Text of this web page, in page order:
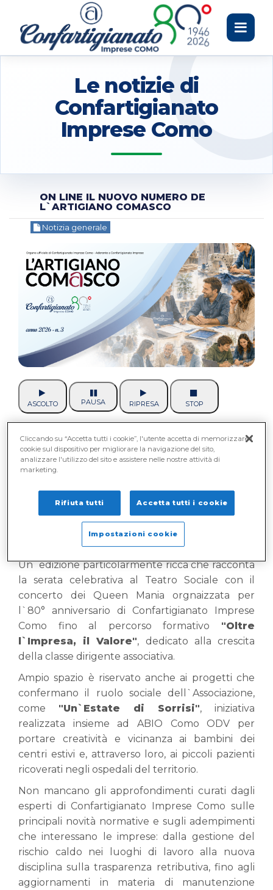
Toggle
Le notizie di
Confartigianato
Imprese Como
ON LINE IL NUOVO NUMERO DE
L`ARTIGIANO COMASCO
Notizia generale
ASCOLTO PAUSA RIPRESA STOP
È disponibile online il nuovo numero de
L`Artigiano Comasco , il periodico ufficiale di
Confartigianato Imprese Como, che
avvenimenti degli ultimi mesi, gli
approfondimenti tecnici e le iniziative che
dell`Associazione al fianco delle imprese.
Un`edizione particolarmente ricca che racconta
la serata celebrativa al Teatro Sociale con il
concerto dei Queen Mania orgnaizzata per
l`80° anniversario di Confartigianato Imprese
Como fino al percorso formativo "Oltre
l`Impresa, il Valore", dedicato alla crescita
della classe dirigente associativa.
Ampio spazio è riservato anche ai progetti che
confermano il ruolo sociale dell`Associazione,
come "Un`Estate di Sorrisi", iniziativa
realizzata insieme ad ABIO Como ODV per
portare creatività e vicinanza ai bambini dei
centri estivi e, attraverso loro, ai piccoli pazienti
ricoverati negli ospedali del territorio.
Non mancano gli approfondimenti curati dagli
esperti di Confartigianato Imprese Como sulle
principali novità normative e sugli adempimenti
che interessano le imprese: dalla gestione del
rischio caldo nei luoghi di lavoro alla nuova
disciplina sulla trasparenza retributiva, fino agli
aggiornamenti in materia di manutenzione
Cliccando su “Accetta tutti i cookie”, l'utente accetta di memorizzare i
cookie sul dispositivo per migliorare la navigazione del sito,
analizzare l'utilizzo del sito e assistere nelle nostre attività di
marketing.
Rifiuta tutti Accetta tutti i cookie
Impostazioni cookie